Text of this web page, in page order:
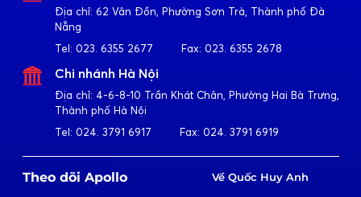
Địa chỉ: 62 Vân Đồn, Phường Sơn Trà, Thành phố Đà
Nẵng
Tel: 023. 6355 2677 Fax: 023. 6355 2678
Chi nhánh Hà Nội
Địa chỉ: 4-6-8-10 Trần Khát Chân, Phường Hai Bà Trưng,
Thành phố Hà Nội
Tel: 024. 3791 6917 Fax: 024. 3791 6919
Theo dõi Apollo
Về Quốc Huy Anh